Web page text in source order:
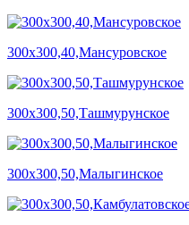
300х300,40,Мансуровское
300х300,50,Ташмурунское
300х300,50,Малыгинское